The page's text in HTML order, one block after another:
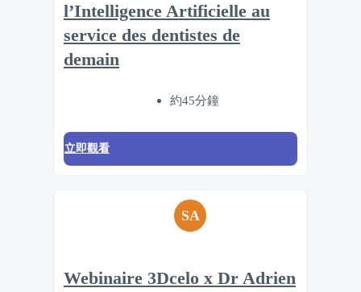
l’Intelligence Artificielle au
service des dentistes de
demain
約45分鐘
立即觀看
SA
Webinaire 3Dcelo x Dr Adrien